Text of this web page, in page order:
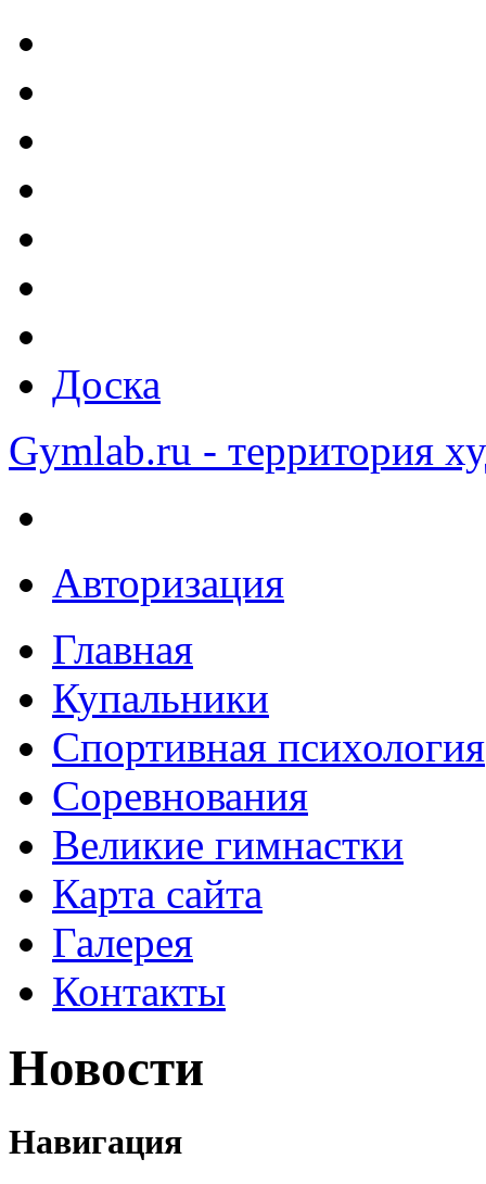
Доска
Gymlab.ru - территория
Авторизация
Главная
Купальники
Спортивная психология
Соревнования
Великие гимнастки
Карта сайта
Галерея
Контакты
Новости
Навигация